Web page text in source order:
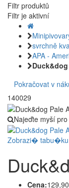
Filtr produktů
Filtr je aktivní
svrchně
APA -
Duck&dog
Pokračovat v
140029
Najeďte myší
Zobrazi�
Cena: